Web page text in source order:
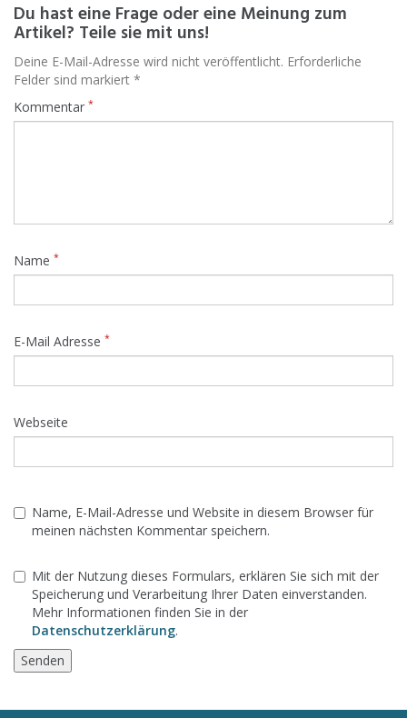
Du hast eine Frage oder eine Meinung zum
Artikel? Teile sie mit uns!
Deine E-Mail-Adresse wird nicht veröffentlicht. Erforderliche
Felder sind markiert *
Kommentar *
Name *
E-Mail Adresse *
Webseite
Name, E-Mail-Adresse und Website in diesem Browser für
meinen nächsten Kommentar speichern.
Mit der Nutzung dieses Formulars, erklären Sie sich mit der
Speicherung und Verarbeitung Ihrer Daten einverstanden.
Mehr Informationen finden Sie in der
Datenschutzerklärung.